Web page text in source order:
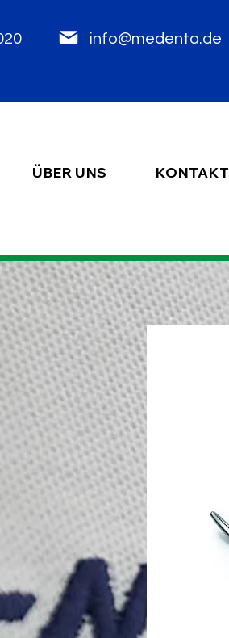
2020 info@medenta.de
ÜBER UNS KONTAKT